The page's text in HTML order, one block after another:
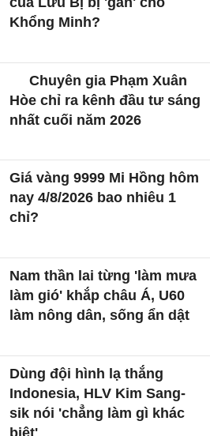
Khổng Minh?
Chuyên gia Phạm Xuân
Hòe chỉ ra kênh đầu tư sáng
nhất cuối năm 2026
Giá vàng 9999 Mi Hồng hôm
nay 4/8/2026 bao nhiêu 1
chỉ?
Nam thần lai từng 'làm mưa
làm gió' khắp châu Á, U60
làm nông dân, sống ẩn dật
Dùng đội hình lạ thắng
Indonesia, HLV Kim Sang-
sik nói 'chẳng làm gì khác
biệt'